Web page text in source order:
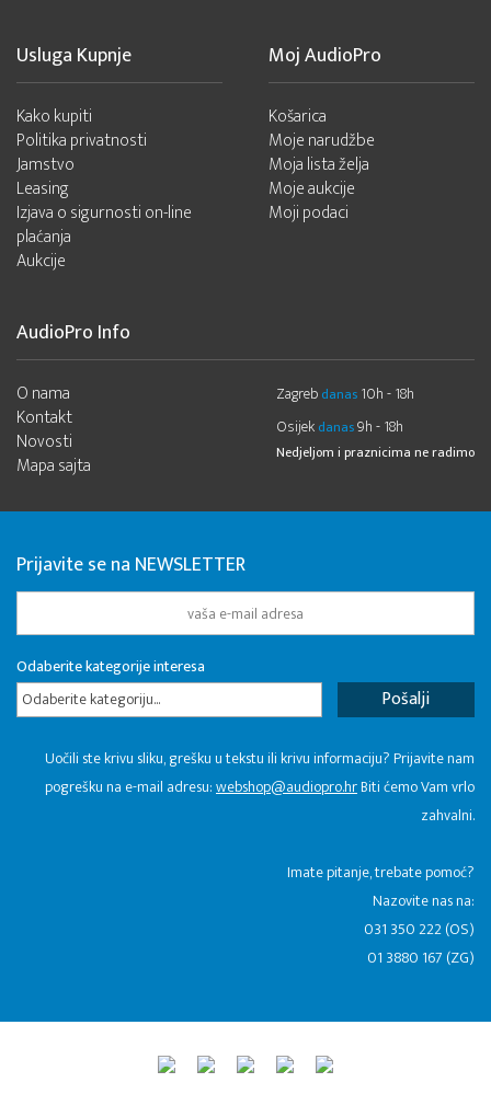
Usluga Kupnje
Kako kupiti
Politika privatnosti
Jamstvo
Leasing
Izjava o sigurnosti on-line
plaćanja
Aukcije
Moj AudioPro
Košarica
Moje narudžbe
Moja lista želja
Moje aukcije
Moji podaci
AudioPro Info
O nama
Kontakt
Novosti
Mapa sajta
Zagreb danas 10h - 18h
Osijek danas9h - 18h
Nedjeljom i praznicima ne radimo
Prijavite se na NEWSLETTER
Odaberite kategorije interesa
Odaberite kategoriju...
Uočili ste krivu sliku, grešku u tekstu ili krivu informaciju? Prijavite nam
pogrešku na e-mail adresu:webshop@audiopro.hrBiti ćemo Vam vrlo
zahvalni.
​Imate pitanje, trebate pomoć?
Nazovite nas na:
031 350 222 (OS)
01 3880 167 (ZG)